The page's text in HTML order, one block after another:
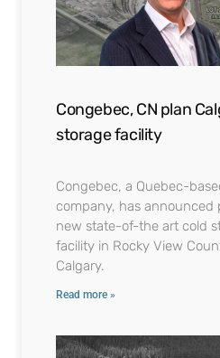
Congebec, CN plan
storage facility
Congebec, a Quebec-
company, has announced
new state-of-the art cold
facility in Rocky View
Calgary.
Read more »